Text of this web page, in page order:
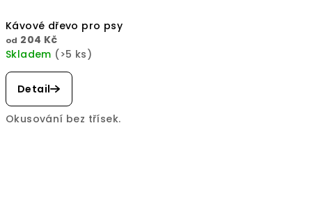
Kávové dřevo pro psy
od 204 Kč
Skladem (>5 ks)
hodnocení
produktu
je
5,0
Detail
Okusování bez třísek.